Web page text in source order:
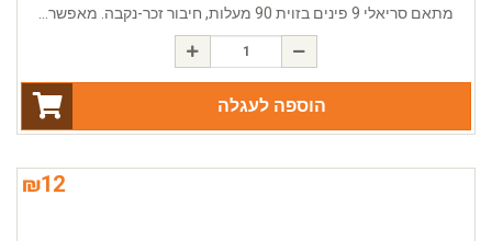
מתאם סריאלי 9 פינים בזוית 90 מעלות, חיבור זכר-נקבה. מאפשר...
הוספה לעגלה
₪12